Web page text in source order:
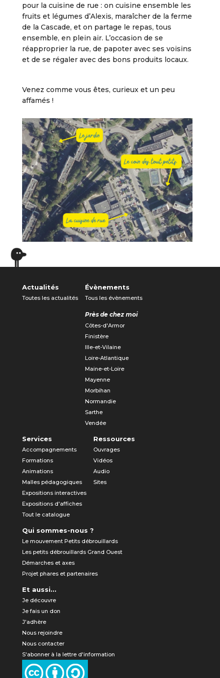
pour la cuisine de rue : on cuisine ensemble les
fruits et légumes d’Alexis, maraîcher de la ferme
de la Cascade, et on partage le repas, tous
ensemble, en plein air. L’occasion de se
réapproprier la rue, de papoter avec ses voisins
et de se régaler avec des bons produits locaux.
Venez comme vous êtes, curieux et un peu
affamés !
Actualités
Toutes les actualités
Évènements
Tous les évènements
Près de chez moi
Côtes-d'Armor
Finistère
Ille-et-Vilaine
Loire-Atlantique
Maine-et-Loire
Mayenne
Morbihan
Normandie
Sarthe
Vendée
Services
Accompagnements
Formations
Animations
Malles pédagogiques
Expositions interactives
Expositions d'affiches
Tout le catalogue
Ressources
Ouvrages
Vidéos
Audio
Sites
Qui sommes-nous ?
Le mouvement Petits débrouillards
Les petits débrouillards Grand Ouest
Démarches et axes
Projet phares et partenaires
Et aussi...
Je découvre
Je fais un don
J'adhère
Nous rejoindre
Nous contacter
S'abonner à la lettre d'information